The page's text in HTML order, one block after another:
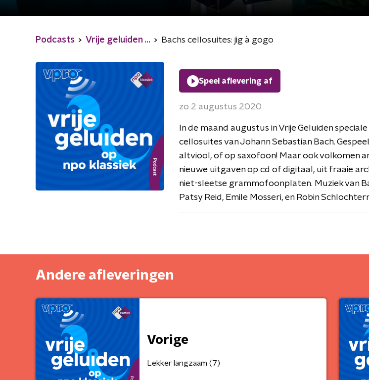
Podcasts Vrije geluiden ... Bachs cellosuites: jig à gogo
Speel aflevering af
zo 2 augustus 2020
In de maand augustus in Vrije Geluiden
cellosuites van Johann Sebastian Bach.
altviool, of op saxofoon! Maar ook volkomen
nieuwe uitgaven op cd of digitaal, uit fraaie
niet-sleetse grammofoonplaten. Muziek van
Patsy Reid, Emile Mosseri, en Robin
Andere afleveringen
Vorige
Lekker langzaam (7)